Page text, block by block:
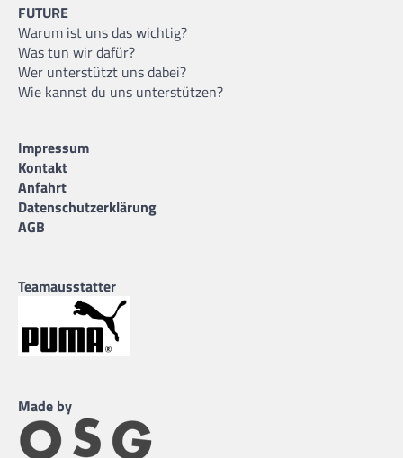
FUTURE
Warum ist uns das wichtig?
Was tun wir dafür?
Wer unterstützt uns dabei?
Wie kannst du uns unterstützen?
Impressum
Kontakt
Anfahrt
Datenschutzerklärung
AGB
Teamausstatter
Made by